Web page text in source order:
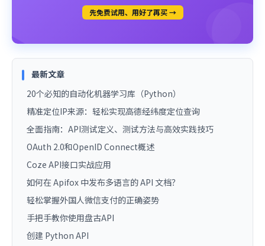
先免费试用、用好了再买 →
最新文章
20个必知的自动化机器学习库（Python）
精准定位IP来源：轻松实现高德经纬度定位查询
全面指南：API测试定义、测试方法与高效实践技巧
OAuth 2.0和OpenID Connect概述
Coze API接口实战应用
如何在 Apifox 中发布多语言的 API 文档？
轻松掌握外国人微信支付的正确姿势
手把手教你使用盘古API
创建 Python API